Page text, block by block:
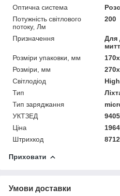
Оптична система
Потужність світлового
потоку, Лм
200
Призначення
Для
Розміри упаковки, мм
Розміри, мм
Світлодіод
Тип
Тип заряджання
УКТЗЕД
Ціна
1964
Штрихкод
Приховати
Умови доставки